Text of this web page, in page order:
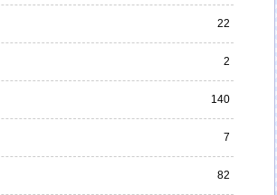
22
2
140
7
82